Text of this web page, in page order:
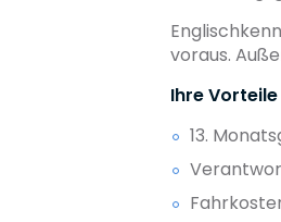
voraus.
Ihre Vorteile
13.